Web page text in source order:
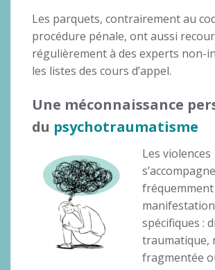
Les parquets, contrairement au
procédure pénale, ont aussi
régulièrement à des experts non-
les listes des cours d’appel.
Une méconnaissance
du psychotraumatisme
Les violences
fréquemment
spécifiques :
traumatique,
fragmentée